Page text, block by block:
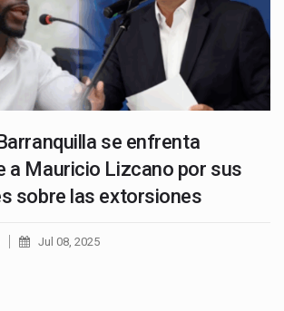
se enfrenta
a Mauricio Lizcano por sus
sobre las extorsiones
Jul 08, 2025